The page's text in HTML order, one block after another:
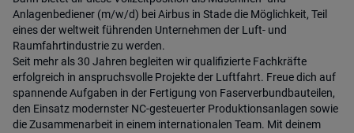
Anlagenbediener (m/w/d) bei Airbus in Stade die Möglichkeit, Teil
eines der weltweit führenden Unternehmen der Luft- und
Raumfahrtindustrie zu werden.
Seit mehr als 30 Jahren begleiten wir qualifizierte Fachkräfte
erfolgreich in anspruchsvolle Projekte der Luftfahrt. Freue dich auf
spannende Aufgaben in der Fertigung von Faserverbundbauteilen,
den Einsatz modernster NC-gesteuerter Produktionsanlagen sowie
die Zusammenarbeit in einem internationalen Team. Mit deinem